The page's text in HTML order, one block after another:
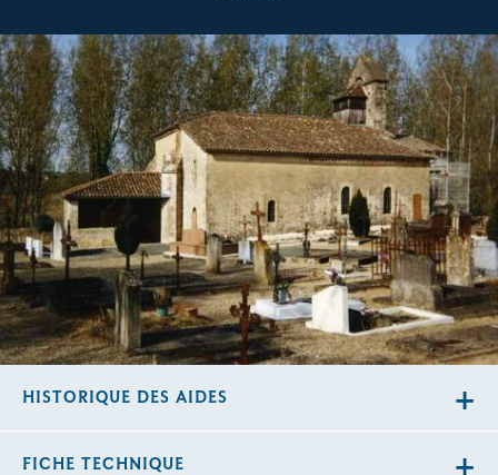
HISTORIQUE DES AIDES
FICHE TECHNIQUE